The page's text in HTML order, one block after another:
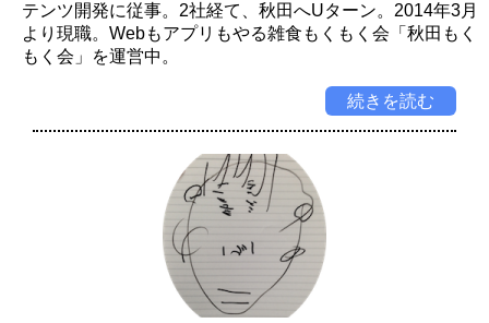
テンツ開発に従事。2社経て、秋田へUターン。2014年3月
より現職。Webもアプリもやる雑食もくもく会「秋田もく
もく会」を運営中。
続きを読む